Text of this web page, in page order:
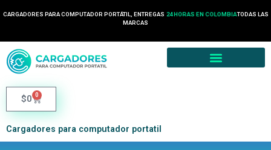
CARGADORES PARA COMPUTADOR PORTÁTIL, ENTREGAS 24 HORAS EN COLOMBIATODAS LAS
MARCAS
$0 0
Cargadores para computador portatil